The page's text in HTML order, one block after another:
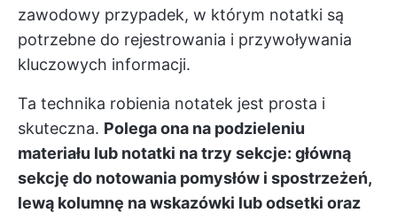
zawodowy przypadek, w którym notatki są
potrzebne do rejestrowania i przywoływania
kluczowych informacji.
Ta technika robienia notatek jest prosta i
skuteczna. Polega ona na podzieleniu
materiału lub notatki na trzy sekcje: główną
sekcję do notowania pomysłów i spostrzeżeń,
lewą kolumnę na wskazówki lub odsetki oraz